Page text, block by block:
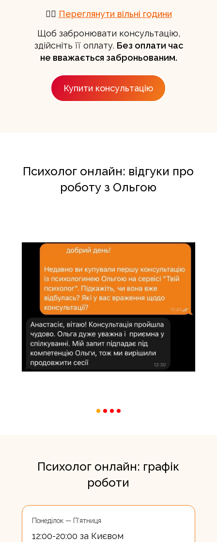
👉🏻 Переглянути вільні години
Щоб забронювати консультацію,
здійсніть її оплату. Без оплати час
не вважається заброньованим.
Купити консультацію
Психолог онлайн: відгуки про
роботу з Ольгою
Психолог онлайн: графік
роботи
Понеділок — П'ятниця
12:00-20:00 за Києвом